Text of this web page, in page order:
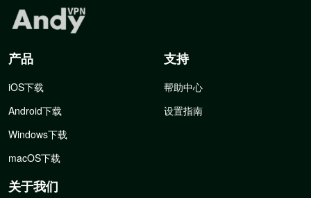
产品
iOS下载
Android下载
Windows下载
macOS下载
支持
帮助中心
设置指南
关于我们